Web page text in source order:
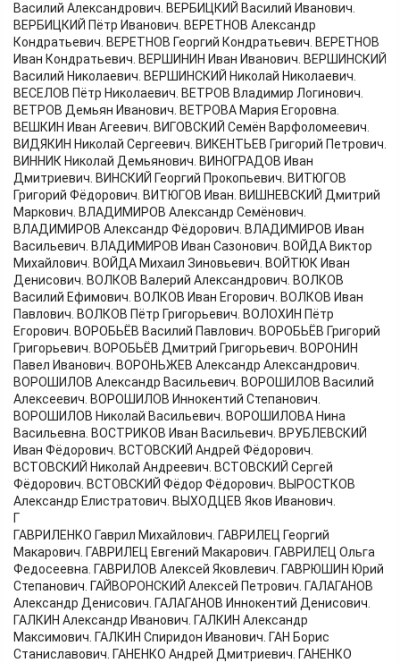
Василий Александрович. ВЕРБИЦКИЙ Василий Иванович.
ВЕРБИЦКИЙ Пётр Иванович. ВЕРЕТНОВ Александр
Кондратьевич. ВЕРЕТНОВ Георгий Кондратьевич. ВЕРЕТНОВ
Иван Кондратьевич. ВЕРШИНИН Иван Иванович. ВЕРШИНСКИЙ
Василий Николаевич. ВЕРШИНСКИЙ Николай Николаевич.
ВЕСЕЛОВ Пётр Николаевич. ВЕТРОВ Владимир Логинович.
ВЕТРОВ Демьян Иванович. ВЕТРОВА Мария Егоровна.
ВЕШКИН Иван Агеевич. ВИГОВСКИЙ Семён Варфоломеевич.
ВИДЯКИН Николай Сергеевич. ВИКЕНТЬЕВ Григорий Петрович.
ВИННИК Николай Демьянович. ВИНОГРАДОВ Иван
Дмитриевич. ВИНСКИЙ Георгий Прокопьевич. ВИТЮГОВ
Григорий Фёдорович. ВИТЮГОВ Иван. ВИШНЕВСКИЙ Дмитрий
Маркович. ВЛАДИМИРОВ Александр Семёнович.
ВЛАДИМИРОВ Александр Фёдорович. ВЛАДИМИРОВ Иван
Васильевич. ВЛАДИМИРОВ Иван Сазонович. ВОЙДА Виктор
Михайлович. ВОЙДА Михаил Зиновьевич. ВОЙТЮК Иван
Денисович. ВОЛКОВ Валерий Александрович. ВОЛКОВ
Василий Ефимович. ВОЛКОВ Иван Егорович. ВОЛКОВ Иван
Павлович. ВОЛКОВ Пётр Григорьевич. ВОЛОХИН Пётр
Егорович. ВОРОБЬЁВ Василий Павлович. ВОРОБЬЁВ Григорий
Григорьевич. ВОРОБЬЁВ Дмитрий Григорьевич. ВОРОНИН
Павел Иванович. ВОРОНЬЖЕВ Александр Александрович.
ВОРОШИЛОВ Александр Васильевич. ВОРОШИЛОВ Василий
Алексеевич. ВОРОШИЛОВ Иннокентий Степанович.
ВОРОШИЛОВ Николай Васильевич. ВОРОШИЛОВА Нина
Васильевна. ВОСТРИКОВ Иван Васильевич. ВРУБЛЕВСКИЙ
Иван Фёдорович. ВСТОВСКИЙ Андрей Фёдорович.
ВСТОВСКИЙ Николай Андреевич. ВСТОВСКИЙ Сергей
Фёдорович. ВСТОВСКИЙ Фёдор Фёдорович. ВЫРОСТКОВ
Александр Елистратович. ВЫХОДЦЕВ Яков Иванович.
Г
ГАВРИЛЕНКО Гаврил Михайлович. ГАВРИЛЕЦ Георгий
Макарович. ГАВРИЛЕЦ Евгений Макарович. ГАВРИЛЕЦ Ольга
Федосеевна. ГАВРИЛОВ Алексей Яковлевич. ГАВРЮШИН Юрий
Степанович. ГАЙВОРОНСКИЙ Алексей Петрович. ГАЛАГАНОВ
Александр Денисович. ГАЛАГАНОВ Иннокентий Денисович.
ГАЛКИН Александр Иванович. ГАЛКИН Александр
Максимович. ГАЛКИН Спиридон Иванович. ГАН Борис
Станиславович. ГАНЕНКО Андрей Дмитриевич. ГАНЕНКО